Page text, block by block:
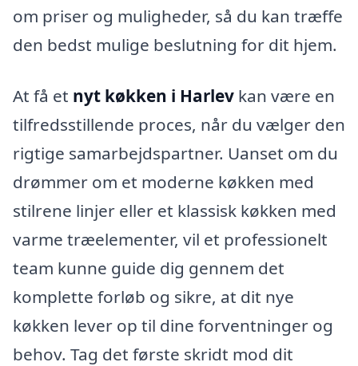
om priser og muligheder, så du kan træffe
den bedst mulige beslutning for dit hjem.
At få et nyt køkken i Harlev kan være en
tilfredsstillende proces, når du vælger den
rigtige samarbejdspartner. Uanset om du
drømmer om et moderne køkken med
stilrene linjer eller et klassisk køkken med
varme træelementer, vil et professionelt
team kunne guide dig gennem det
komplette forløb og sikre, at dit nye
køkken lever op til dine forventninger og
behov. Tag det første skridt mod dit